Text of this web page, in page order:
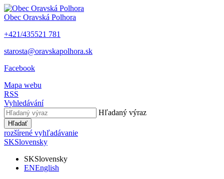
Obec Oravská Polhora
+421/435521 781
starosta@oravskapolhora.sk
Facebook
Mapa webu
RSS
Vyhledávání
Hľadaný výraz
Hľadať
rozšírené vyhľadávanie
SKSlovensky
SKSlovensky
ENEnglish